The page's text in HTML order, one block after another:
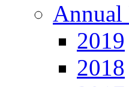
Annual
2019
2018